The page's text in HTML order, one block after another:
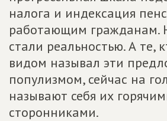
налога и индексация
работающим гражданам.
стали реальностью. А те,
видом называл эти
популизмом, сейчас на
называют себя их
сторонниками.